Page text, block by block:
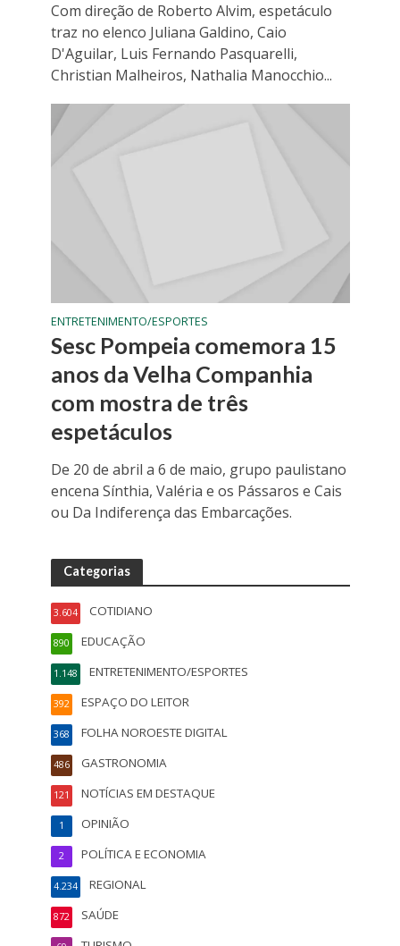
Com direção de Roberto Alvim, espetáculo
traz no elenco Juliana Galdino, Caio
D'Aguilar, Luis Fernando Pasquarelli,
Christian Malheiros, Nathalia Manocchio...
ENTRETENIMENTO/ESPORTES
Sesc Pompeia comemora 15
anos da Velha Companhia
com mostra de três
espetáculos
De 20 de abril a 6 de maio, grupo paulistano
encena Sínthia, Valéria e os Pássaros e Cais
ou Da Indiferença das Embarcações.
Categorias
COTIDIANO
3.604
EDUCAÇÃO
890
ENTRETENIMENTO/ESPORTES
1.148
ESPAÇO DO LEITOR
392
FOLHA NOROESTE DIGITAL
368
GASTRONOMIA
486
NOTÍCIAS EM DESTAQUE
121
OPINIÃO
1
POLÍTICA E ECONOMIA
2
REGIONAL
4.234
SAÚDE
872